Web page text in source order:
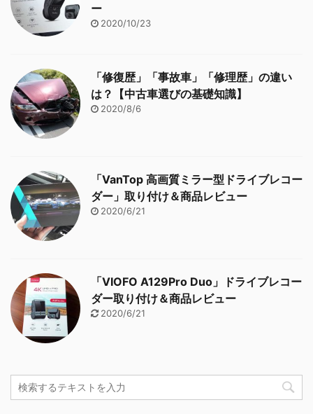
ー
2020/10/23
「修復歴」「事故車」「修理歴」の違い
は？【中古車選びの基礎知識】
2020/8/6
「VanTop 高画質ミラー型ドライブレコー
ダー」取り付け＆商品レビュー
2020/6/21
「VIOFO A129Pro Duo」ドライブレコー
ダー取り付け＆商品レビュー
2020/6/21